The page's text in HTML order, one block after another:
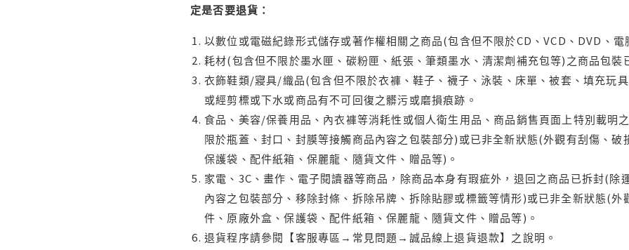
定是否要退貨：
以數位或電磁紀錄形式儲存或著作權相關之商品(包含但不限於CD、VCD、DVD、
耗材(包含但不限於墨水匣、碳粉匣、紙張、筆類墨水、清潔劑補充包等)之商品包
衣飾鞋類/寢具/織品(包含但不限於衣褲、鞋子、襪子、泳裝、床單、被套、填充玩
或經剪標或下水或商品有不可回復之髒污或磨損痕跡。
食品、美容/保養用品、內衣褲等消耗性或個人衛生用品、商品銷售頁面上特別載明
限於瓶蓋、封口、封膜等接觸商品內容之包裝部分)或已非全新狀態(外觀有刮傷、
保護袋、配件紙箱、保麗龍、隨貨文件、贈品等)。
家電、3C、畫作、電子閱讀器等商品，除商品本身有瑕疵外，退回之商品已拆封(
內容之包裝部分、移除封條、拆除吊牌、拆除貼膠或標籤等情形)或已非全新狀態(
件、原廠外盒、保護袋、配件紙箱、保麗龍、隨貨文件、贈品等)。
退貨程序請參閱【客服專區→常見問題→誠品線上退貨退款】之說明。